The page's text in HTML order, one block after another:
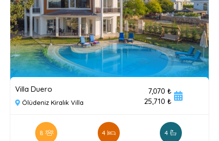
Villa Duero
Ölüdeniz Kiralık Villa
7,070 ₺
25,710 ₺
8 4 4